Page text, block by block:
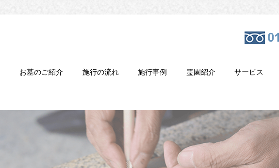
お墓のご紹介 施行の流れ 施行事例 霊園紹介 サービス